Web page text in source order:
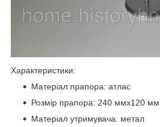
Характеристики:
Матеріал прапора: атлас
Розмір прапора: 240 ммх120 мм
Матеріал утримувача: метал